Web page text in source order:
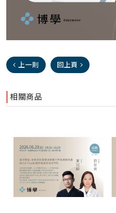
上一則 回上頁
相關商品